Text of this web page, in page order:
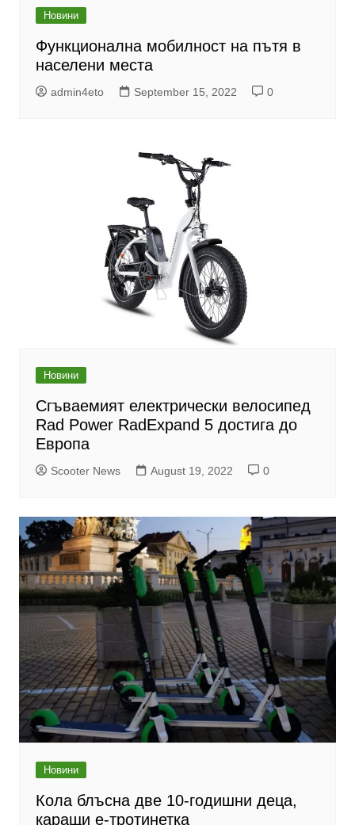
Новини
Функционална мобилност на пътя в
населени места
admin4eto September 15, 2022 0
Новини
Сгъваемият електрически велосипед
Rad Power RadExpand 5 достига до
Европа
Scooter News August 19, 2022 0
Новини
Кола блъсна две 10-годишни деца,
каращи е-тротинетка